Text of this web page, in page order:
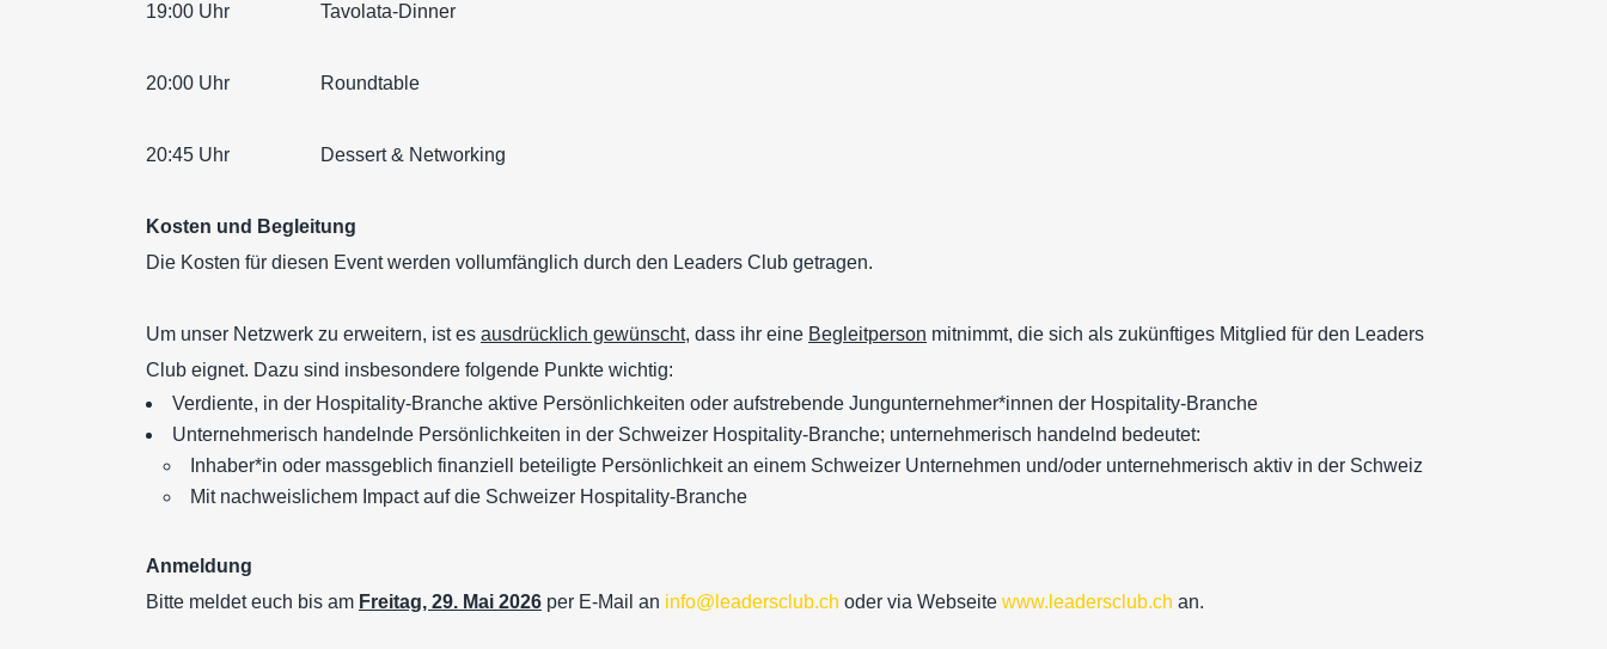
19:00 Uhr Tavolata-Dinner
20:00 Uhr Roundtable
20:45 Uhr Dessert & Networking
Kosten und Begleitung
Die Kosten für diesen Event werden vollumfänglich durch den Leaders Club getragen.
Um unser Netzwerk zu erweitern, ist es ausdrücklich gewünscht, dass ihr eine Begleitperson mitnimmt, die sich als zukünftiges Mitglied für den Leaders
Club eignet. Dazu sind insbesondere folgende Punkte wichtig:
Verdiente, in der Hospitality-Branche aktive Persönlichkeiten oder aufstrebende Jungunternehmer*innen der Hospitality-Branche
Unternehmerisch handelnde Persönlichkeiten in der Schweizer Hospitality-Branche; unternehmerisch handelnd bedeutet:
Inhaber*in oder massgeblich finanziell beteiligte Persönlichkeit an einem Schweizer Unternehmen und/oder unternehmerisch aktiv in der Schweiz
Mit nachweislichem Impact auf die Schweizer Hospitality-Branche
Anmeldung
Bitte meldet euch bis am Freitag, 29. Mai 2026 per E-Mail an info@leadersclub.ch oder via Webseite www.leadersclub.ch an.